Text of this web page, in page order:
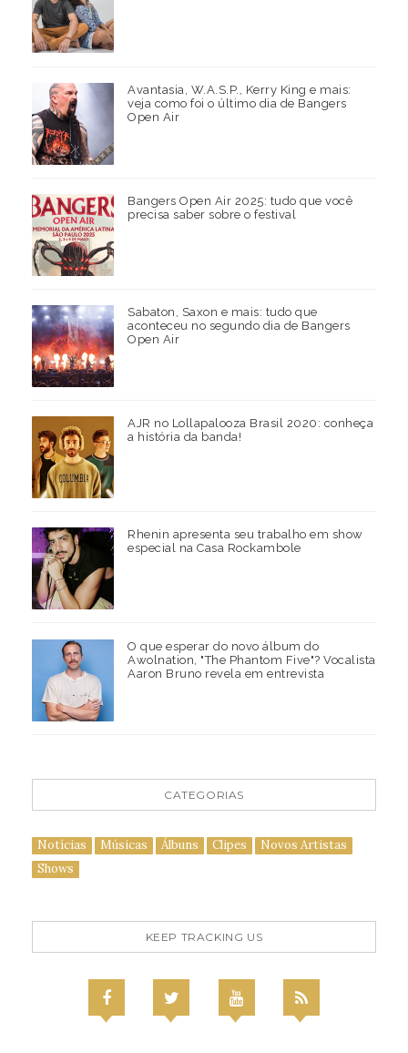
Avantasia, W.A.S.P., Kerry King e mais:
veja como foi o último dia de Bangers
Open Air
Bangers Open Air 2025: tudo que você
precisa saber sobre o festival
Sabaton, Saxon e mais: tudo que
aconteceu no segundo dia de Bangers
Open Air
AJR no Lollapalooza Brasil 2020: conheça
a história da banda!
Rhenin apresenta seu trabalho em show
especial na Casa Rockambole
O que esperar do novo álbum do
Awolnation, "The Phantom Five"? Vocalista
Aaron Bruno revela em entrevista
CATEGORIAS
Notícias Músicas Álbuns Clipes
Novos Artistas
Shows
KEEP TRACKING US